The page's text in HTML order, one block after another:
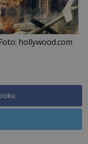
hollywood.com